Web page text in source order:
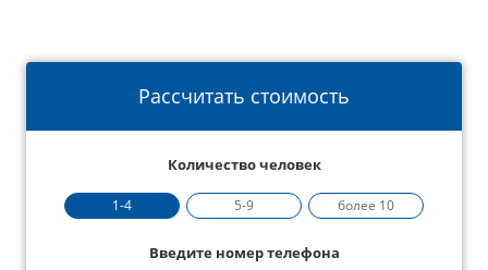
Рассчитать стоимость
Количество человек
1-4 5-9 более 10
Введите номер телефона